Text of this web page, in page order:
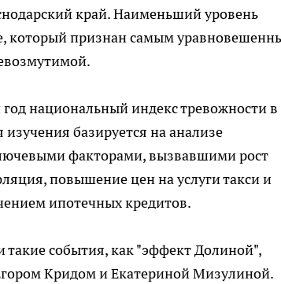
край. Наименьший уровень
который признан самым
национальный индекс тревожности в
базируется на анализе
факторами, вызвавшими рост
повышение цен на услуги такси и
ипотечных кредитов.
события, как "эффект Долиной",
Кридом и Екатериной Мизулиной.